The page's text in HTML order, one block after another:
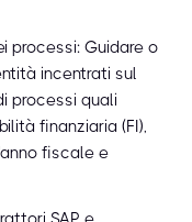
processi: Guidare o
incentrati sul
processi quali
finanziaria (FI),
fiscale e